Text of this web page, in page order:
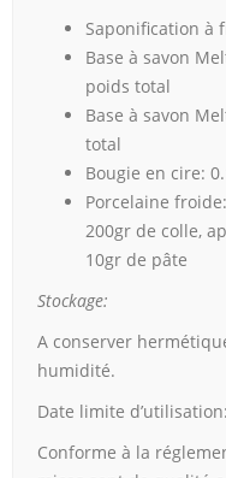
Saponification à
Base à savon
poids total
Base à savon
total
Bougie en cire:
Porcelaine
200gr de colle,
10gr de pâte
Stockage:
A conserver
humidité.
Date limite
Conforme à la